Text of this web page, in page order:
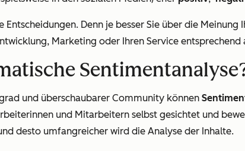
Denn je besser Sie über die
Marketing oder Ihren Service entsprechend
und überschaubarer Community können
und Mitarbeitern selbst gesichtet und
desto umfangreicher wird die Analyse der Inhalte.